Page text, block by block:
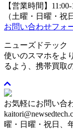
【営業時間】
（土曜・日曜・祝
お問い合わせフォ
ニューズドテック
使いのスマホをよ
るよう、携帯買取
お気軽にお問い合
曜・日曜・祝日、